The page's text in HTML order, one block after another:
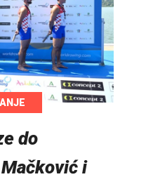
do
i